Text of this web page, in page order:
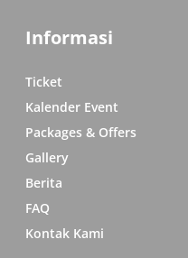
Informasi
Ticket
Kalender Event
Packages & Offers
Gallery
Berita
FAQ
Kontak Kami